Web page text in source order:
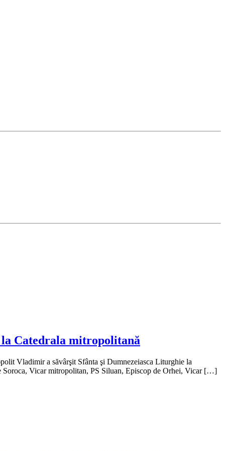
Catedrala mitropolitană
Vladimir a săvârşit Sfânta şi Dumnezeiasca Liturghie la
Soroca, Vicar mitropolitan, PS Siluan, Episcop de Orhei, Vicar […]